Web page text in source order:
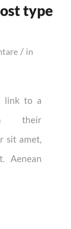
type
/ in
link to a
their
sit amet,
Aenean